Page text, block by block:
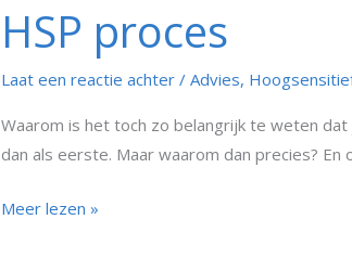
HSP proces
Laat een reactie achter /Advies,
Waarom is het toch zo belangrijk te weten dat
dan als eerste. Maar waarom dan precies?
Meer lezen »